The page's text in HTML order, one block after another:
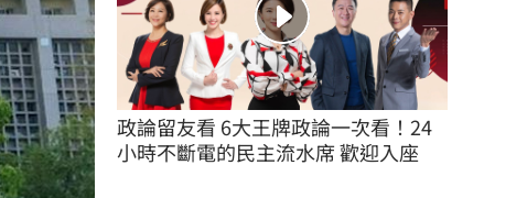
政論留友看 6大王牌政論一次看！24
小時不斷電的民主流水席 歡迎入座